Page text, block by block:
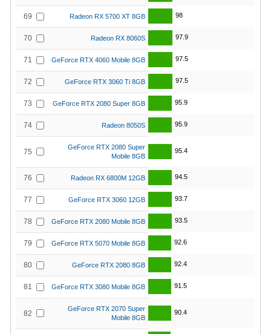
69 Radeon RX 5700 XT 8GB 98
70 Radeon RX 8060S 97.9
71 GeForce RTX 4060 Mobile 8GB 97.5
72 GeForce RTX 3060 Ti 8GB 97.5
73 GeForce RTX 2080 Super 8GB 95.9
74 Radeon 8050S 95.9
75
GeForce RTX 2080 Super
Mobile 8GB
95.4
76 Radeon RX 6800M 12GB 94.5
77 GeForce RTX 3060 12GB 93.7
78 GeForce RTX 2080 Mobile 8GB 93.5
79 GeForce RTX 5070 Mobile 8GB 92.6
80 GeForce RTX 2080 8GB 92.4
81 GeForce RTX 3080 Mobile 8GB 91.5
82
GeForce RTX 2070 Super
Mobile 8GB
90.4